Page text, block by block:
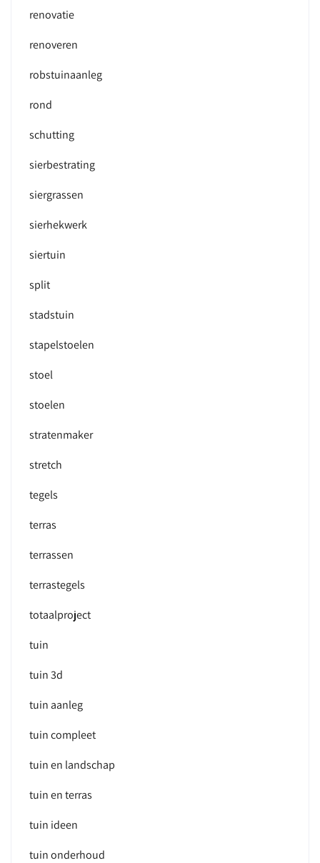
renovatie
renoveren
robstuinaanleg
rond
schutting
sierbestrating
siergrassen
sierhekwerk
siertuin
split
stadstuin
stapelstoelen
stoel
stoelen
stratenmaker
stretch
tegels
terras
terrassen
terrastegels
totaalproject
tuin
tuin 3d
tuin aanleg
tuin compleet
tuin en landschap
tuin en terras
tuin ideen
tuin onderhoud